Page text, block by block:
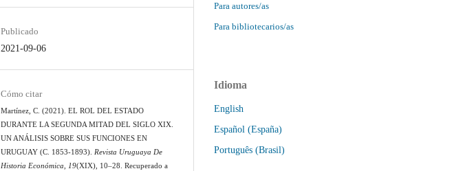
Publicado
2021-09-06
Cómo citar
Martínez, C. (2021). EL ROL DEL ESTADO
DURANTE LA SEGUNDA MITAD DEL SIGLO XIX.
UN ANÁLISIS SOBRE SUS FUNCIONES EN
URUGUAY (C. 1853-1893).Revista Uruguaya De
Historia Económica,19(XIX), 10–28. Recuperado a
Para autores/as
Para bibliotecarios/as
Idioma
English
Español (España)
Português (Brasil)